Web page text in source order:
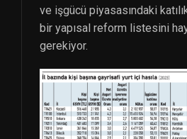
ve işgücü piyasasındaki
bir yapısal reform listesini
gerekiyor.